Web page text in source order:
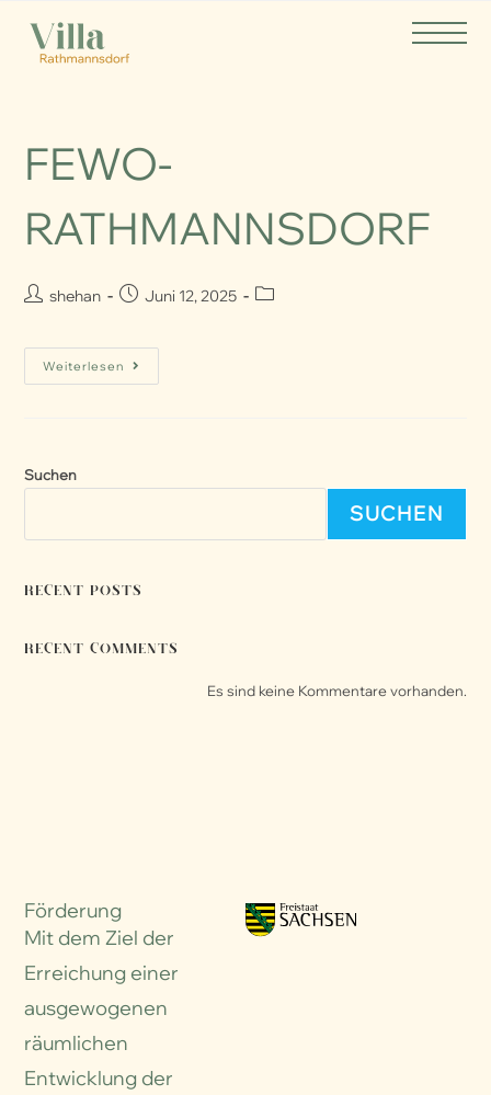
FEWO-
RATHMANNSDORF
shehan Juni 12, 2025
Weiterlesen
Suchen
SUCHEN
RECENT POSTS
RECENT COMMENTS
Es sind keine Kommentare vorhanden.
Förderung
Mit dem Ziel der
Erreichung einer
ausgewogenen
räumlichen
Entwicklung der